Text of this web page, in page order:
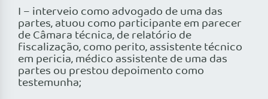
I – interveio como advogado de uma das
partes, atuou como participante em parecer
de Câmara técnica, de relatório de
fiscalização, como perito, assistente técnico
em pericia, médico assistente de uma das
partes ou prestou depoimento como
testemunha;